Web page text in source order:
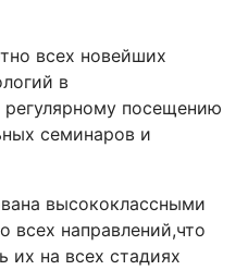
всех новейших
в
регулярному посещению
семинаров и
высококлассными
всех направлений,что
их на всех стадиях